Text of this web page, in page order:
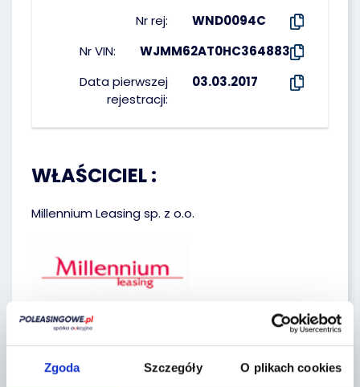
Zgoda Szczegóły O plikach cookies
Nr rej:
WND0094C
Nr VIN:
WJMM62AT0HC364883
Data pierwszej
rejestracji:
03.03.2017
WŁAŚCICIEL :
Millennium Leasing sp. z o.o.
Regulaminy sprzedawcy